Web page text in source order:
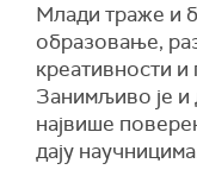
Млади траже и
образовање,
креативности
Занимљиво је и
највише
дају